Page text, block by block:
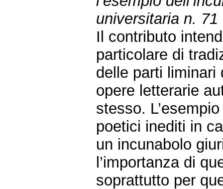
universitaria n. 71
Il contributo
particolare di
delle parti liminari
opere letterarie
stesso.
poetici inediti in
un incunabolo
l’importanza di
soprattutto per